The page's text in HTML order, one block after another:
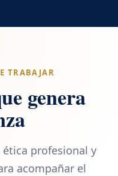
TRABAJAR
genera
profesional y
acompañar el